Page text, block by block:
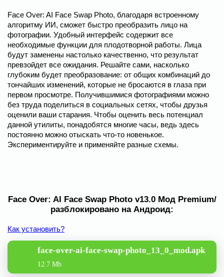
Face Over: AI Face Swap Photo, благодаря встроенному
алгоритму ИИ, сможет быстро преобразить лицо на
фотографии. Удобный интерфейс содержит все
необходимые функции для плодотворной работы. Лица
будут заменены настолько качественно, что результат
превзойдет все ожидания. Решайте сами, насколько
глубоким будет преобразование: от общих комбинаций до
тончайших изменений, которые не бросаются в глаза при
первом просмотре. Получившимися фотографиями можно
без труда поделиться в социальных сетях, чтобы друзья
оценили ваши старания. Чтобы оценить весь потенциал
данной утилиты, понадобятся многие часы, ведь здесь
постоянно можно отыскать что-то новенькое.
Экспериментируйте и применяйте разные схемы.
Face Over: AI Face Swap Photo v13.0 Мод Premium/
разблокировано на Андроид:
Как установить?
face-over-ai-face-swap-photo_13_0_mod.apk
12.7 Mb